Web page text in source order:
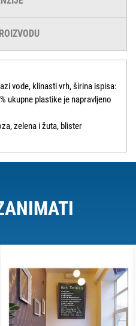
vode, klinasti vrh, širina ispisa:
ukupne plastike je napravljeno
zelena i žuta, blister